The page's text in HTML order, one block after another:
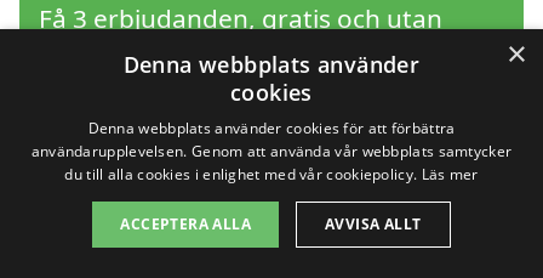
Få 3 erbjudanden, gratis och utan
förpliktelser
Sök efter en
professionell för
×
Denna webbplats använder
cookies
Denna webbplats använder cookies för att förbättra
användarupplevelsen. Genom att använda vår webbplats samtycker
du till alla cookies i enlighet med vår cookiepolicy. Läs mer
ACCEPTERA ALLA AVVISA ALLT